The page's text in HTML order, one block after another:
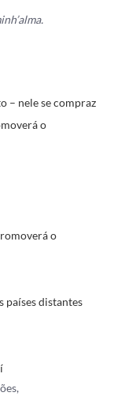
– nele se compraz
o
o
países distantes